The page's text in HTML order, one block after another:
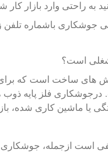
به راحتی وارد بازار کار
جوشکاری باشماره
است؟
های ساخت است که برای
فلز پایه
یا ماشین کاری شده،
است ازجمله،